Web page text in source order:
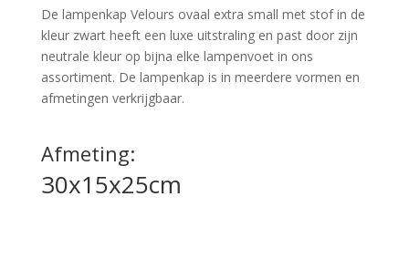
De lampenkap Velours ovaal extra small met stof in de
kleur zwart heeft een luxe uitstraling en past door zijn
neutrale kleur op bijna elke lampenvoet in ons
assortiment. De lampenkap is in meerdere vormen en
afmetingen verkrijgbaar.
Afmeting:
30x15x25cm